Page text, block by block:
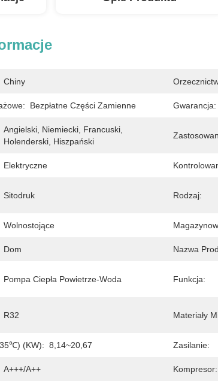
Chiny
Bezpłatne Części Zamienne Gwarancja:
Angielski, Niemiecki, Francuski,
Holenderski, Hiszpański
Elektryczne
Sitodruk Rodzaj:
Wolnostojące
Dom Nazwa
Pompa Ciepła Powietrze-Woda Funkcja:
R32 Materiały
(kW): 8,14~20,67 Zasilanie:
A+++/A++ Kompresor: